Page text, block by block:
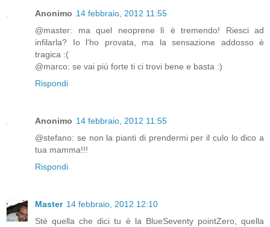
Anonimo 14 febbraio, 2012 11:55
@master: ma quel neoprene lì è tremendo! Riesci ad
infilarla? Io l'ho provata, ma la sensazione addosso è
tragica :(
@marco: se vai più forte ti ci trovi bene e basta :)
Rispondi
Anonimo 14 febbraio, 2012 11:55
@stefano: se non la pianti di prendermi per il culo lo dico a
tua mamma!!!
Rispondi
Master 14 febbraio, 2012 12:10
Stè quella che dici tu è la BlueSeventy pointZero, quella